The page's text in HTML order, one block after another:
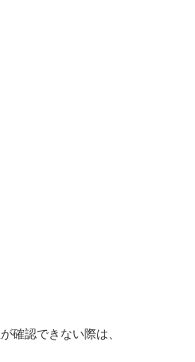
確認できない際は、